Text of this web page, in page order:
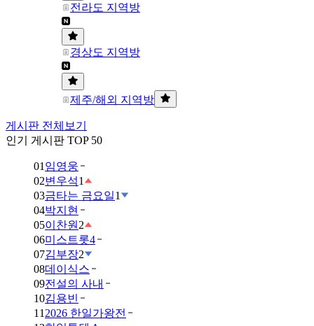
전라도 지역방
경상도 지역방
제주/해외 지역방
게시판 전체보기
인기 게시판 TOP 50
01 임영웅
02변우석1
03금타는 금요일1
04박지현
05이찬원 2
06미스트롯4
07김부장2
08데이식스
09전설의 사내
10김용빈
11 2026 한일가왕전